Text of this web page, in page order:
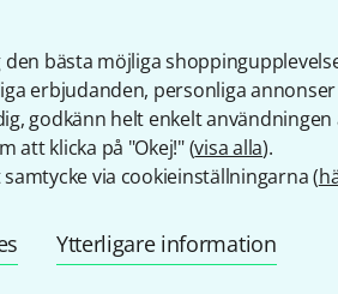
den bästa möjliga
erbjudanden, personliga
godkänn helt enkelt
att klicka på "Okej!" (visa alla).
via cookieinställningarna (
Ytterligare information
Drum 22"x3,5"
Thomann 22"